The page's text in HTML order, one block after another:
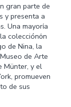
gran parte de
y presenta a
Una mayorίa
colecciónόn
de Nina, la
de Arte
Münter, y el
promueven
de sus